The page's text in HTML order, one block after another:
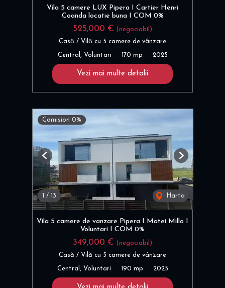
Vila 5 camere LUX Pipera I Cartier Henri
Coanda locatie buna I COM 0%
525,000 € (negociabil)
Casă / Vilă cu 5 camere de vânzare
Central, Voluntari 170 mp 2025
Vezi mai multe detalii
Comision 0%
1 / 13 Harta
Previous Next
Vila 5 camere de vanzare Pipera I Matei Millo I
Voluntari I COM 0%
349,000 € (negociabil)
Casă / Vilă cu 5 camere de vânzare
Central, Voluntari 190 mp 2025